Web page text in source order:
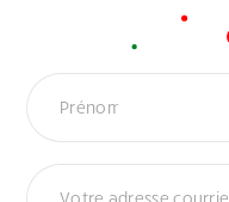
Infolettre